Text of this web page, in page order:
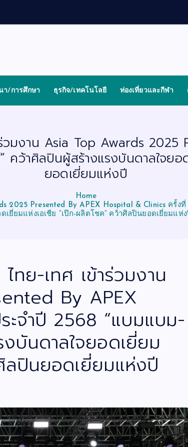
า/การศึกษา ธุรกิจ/เทคโนโลยี ท่องเที่ยวและกีฬา
มงาน Asia Top Awards
าศิลปินผู้สร้างแรงบันดาลใจยอ
ยอดเยี่ยมแห่งปี
Home
2025 Presented By APEX Hospital & Clinics ครั้
ดเยี่ยมแห่งเอเชีย “เป๊ก-ผลิตโชค” คว้าศิลปินยอดเยี่ยมแห่
ย-เทศ เข้าร่วมงาน
By APEX
จำปี 2568 “แบมแบม-
บันดาลใจยอดเยี่ยม
ลปินยอดเยี่ยมแห่งปี